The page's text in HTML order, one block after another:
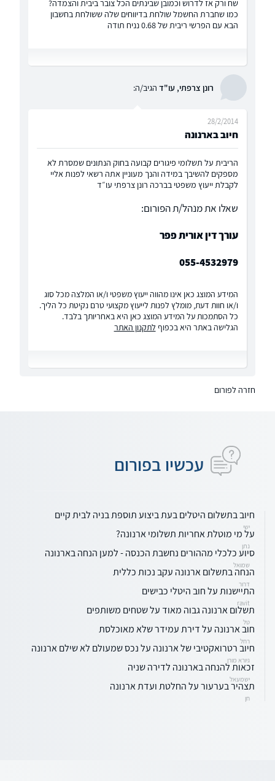
שח ורק אז לדרוש וכמובן שבינתים הכל צובר ביבית והצמדה?
כמו שחברת החשמל שולחת בדיווחים שלה ששולחת בחשבון
הבא עם הפרשי ריבית של 0.68 נניח תודה
רונן צרפתי, עו"ד הגיב/ה:
חיוב בארנונה
28/2/2014
הריבית על תשלומי פיגורים קבועה בחוק הנתונים שמסרת לא
מספקים להשיבך במידה והנך מעוניין אתה רשאי לפנות אליי
לקבלת ייעוץ משפטי בברכה רונן צרפתי עו״ד
שאלו את מנהל/ת הפורום:
עורך דין אורית פפר
055-4532979
המידע המוצג כאן אינו מהווה ייעוץ משפטי ו/או המלצה מכל סוג
ו/או חוות דעת, מומלץ לפנות לייעוץ מקצועי טרם נקיטת כל הליך.
כל הסתמכות על המידע המוצג כאן היא באחריותך בלבד.
הגלישה באתר היא בכפוף לתקנון האתר
חזרה לפורום
עכשיו בפורום
חיוב בתשלום היטלים בעת ביצוע תוספת בניה לבית קיים
ישי
על מי מוטלת אחריות תשלומי ארנונה?
נתן
סיוע כלכלי מההורים נחשבת הכנסה - למען הנחה בארנונה
שמואל
הנחה בתשלום ארנונה עקב נכות כללית
דרור
התיישנות על חוב היטלי כבישים
ravit
תשלום ארנונה גבוה מאוד על שטחים משותפים
טל
חוב ארנונה על דירת עמידר שלא מאוכלסת
רחל
חיוב רטרואקטיבי של ארנונה על נכס שמעולם לא שילם ארנונה
גיורא מורן
זכאות להנחה בארנונה לדירה שניה
ישמעאל
תצהיר בערעור על החלטת ועדת ארנונה
חן